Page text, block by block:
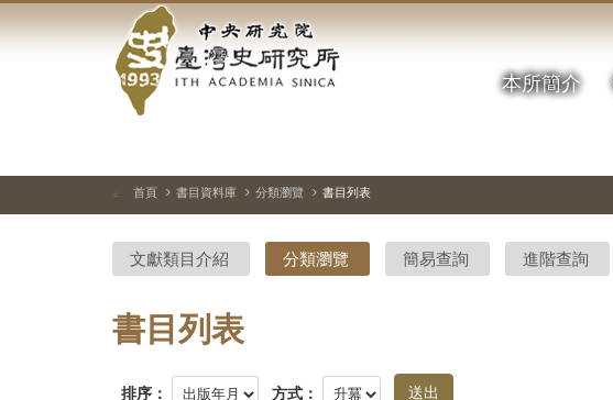
到
中
央
研
院-
臺
灣
史
本所簡介
::: 首頁 書目資料庫 分類瀏覽 書目列表
文獻類目介紹 分類瀏覽 簡易查詢 進階查詢
書目列表
排序： 方式：